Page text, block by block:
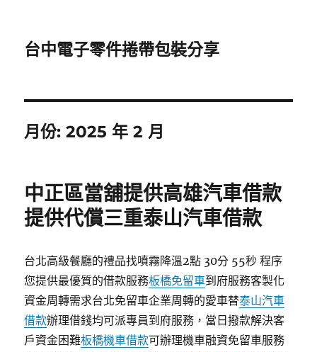
台中電子零件捲帶包裝分享
月份:2025 年 2 月
中正區當舖提供高雄汽車借款
提供代償三重泰山汽車借款
台北高級餐廳的禮品找噴霧降溫2點 30分 55秒 程序
您提供最優質的借款服務板橋免留車到府服務客製化
資金周轉需求台北免留車企業周轉的愛車替泰山汽車
借款辦理借錢均可派專員到府服務，當日撥款解決客
戶資金困難板橋機車借款可辦理機車融資免留車服務